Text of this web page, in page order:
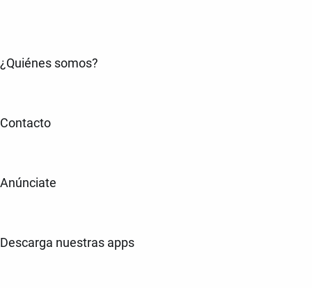
¿Quiénes somos?
Contacto
Anúnciate
Descarga nuestras apps